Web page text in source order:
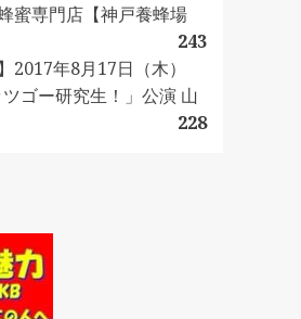
蜜専門店【神戸養蜂場
243
2017年8月17日（木）
ゴー研究生！」公演 山
228